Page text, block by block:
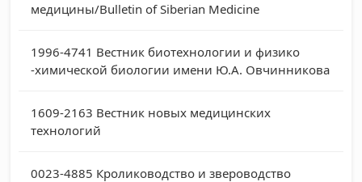
медицины/Bulletin of Siberian Medicine
1996-4741 Вестник биотехнологии и физико
-химической биологии имени Ю.А. Овчинникова
1609-2163 Вестник новых медицинских
технологий
0023-4885 Кролиководство и звероводство